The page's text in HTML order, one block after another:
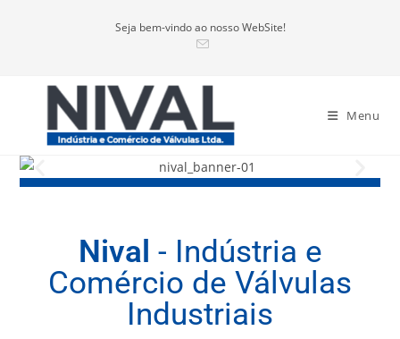
Seja bem-vindo ao nosso WebSite!
Menu
Nival - Indústria e
Comércio de Válvulas
Industriais